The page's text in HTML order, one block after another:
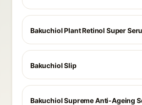
Bakuchiol Plant Retinol Super
Bakuchiol Slip
Bakuchiol Supreme Anti-Ageing